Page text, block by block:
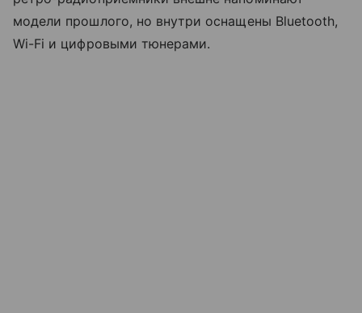
модели прошлого, но внутри оснащены Bluetooth,
Wi-Fi и цифровыми тюнерами.